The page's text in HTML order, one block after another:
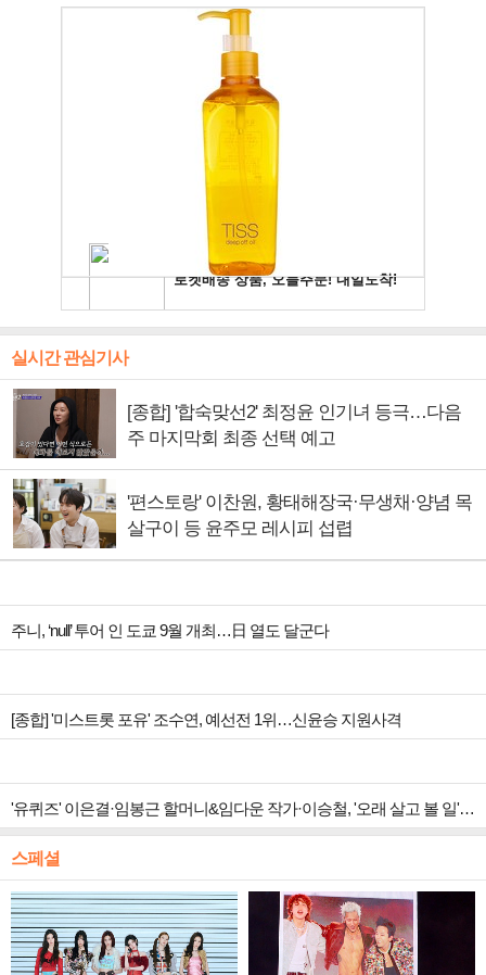
실시간 관심기사
[종합] '합숙맞선2' 최정윤 인기녀 등극…다음
주 마지막회 최종 선택 예고
'편스토랑' 이찬원, 황태해장국·무생채·양념 목
살구이 등 윤주모 레시피 섭렵
주니, ‘null’ 투어 인 도쿄 9월 개최…日 열도 달군다
[종합] '미스트롯 포유' 조수연, 예선전 1위…신윤승 지원사격
'유퀴즈' 이은결·임봉근 할머니&임다운 작가·이승철, '오래 살고 볼 일' 특집 출격
스페셜